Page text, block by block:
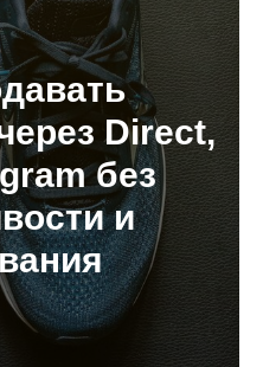
Direct,
без
и